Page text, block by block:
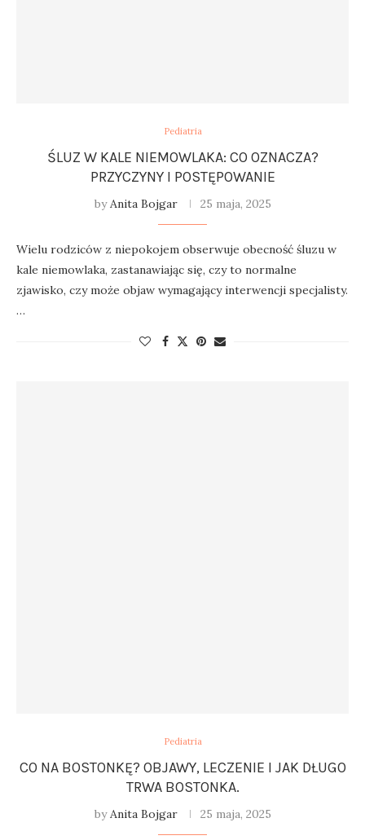
Pediatria
ŚLUZ W KALE NIEMOWLAKA: CO OZNACZA?
PRZYCZYNY I POSTĘPOWANIE
byAnita Bojgar 25 maja, 2025
Wielu rodziców z niepokojem obserwuje obecność śluzu w
kale niemowlaka, zastanawiając się, czy to normalne
zjawisko, czy może objaw wymagający interwencji specjalisty.
…
Pediatria
CO NA BOSTONKĘ? OBJAWY, LECZENIE I JAK DŁUGO
TRWA BOSTONKA.
byAnita Bojgar 25 maja, 2025